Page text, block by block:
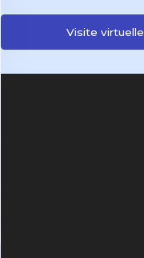
Visite virtuelle